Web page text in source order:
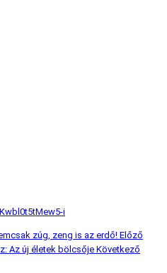
i
zúg, zeng is az erdő!Előző
Az új életek bölcsője Következő